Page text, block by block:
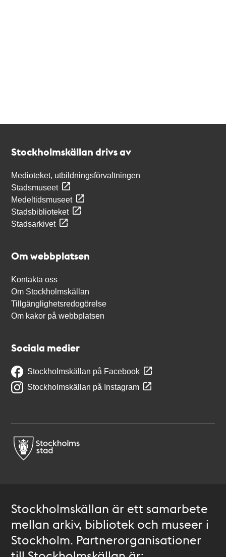
Stockholmskällan drivs av
Medioteket, utbildningsförvaltningen
Stadsmuseet
Medeltidsmuseet
Stadsbiblioteket
Stadsarkivet
Om webbplatsen
Kontakta oss
Om Stockholmskällan
Tillgänglighetsredogörelse
Om kakor på webbplatsen
Sociala medier
Stockholmskällan på Facebook
Stockholmskällan på Instagram
Stockholmskällan är ett samarbete
mellan arkiv, bibliotek och museer i
Stockholm. Partnerorganisationer